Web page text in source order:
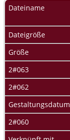
Dateiname
Dateigröße
Größe
2#063
2#062
Gestaltungsdatum
2#060